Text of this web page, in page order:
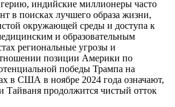
индийские миллионеры часто
в поисках лучшего образа жизни,
окружающей среды и доступа к
и образовательным
региональные угрозы и
позиции Америки по
победы Трампа на
в США в ноябре 2024 года означают,
продолжится чистый отток